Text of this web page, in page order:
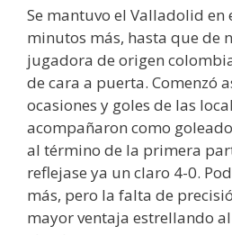
Se mantuvo el Valladolid en
minutos más, hasta que de
jugadora de origen
de cara a puerta. Comenzó
ocasiones y goles de las
acompañaron como
al término de la primera
reflejase ya un claro 4-0.
más, pero la falta de
mayor ventaja estrellando